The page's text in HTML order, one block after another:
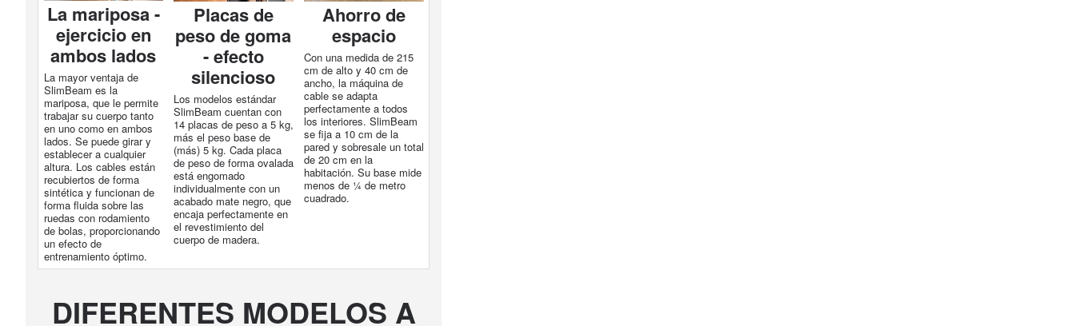
La mariposa -
ejercicio en
ambos lados
La mayor ventaja de
SlimBeam es la
mariposa, que le permite
trabajar su cuerpo tanto
en uno como en ambos
lados. Se puede girar y
establecer a cualquier
altura. Los cables están
recubiertos de forma
sintética y funcionan de
forma fluida sobre las
ruedas con rodamiento
de bolas, proporcionando
un efecto de
entrenamiento óptimo.
Placas de
peso de goma
- efecto
silencioso
Los modelos estándar
SlimBeam cuentan con
14 placas de peso a 5 kg,
más el peso base de
(más) 5 kg. Cada placa
de peso de forma ovalada
está engomado
individualmente con un
acabado mate negro, que
encaja perfectamente en
el revestimiento del
cuerpo de madera.
Ahorro de
espacio
Con una medida de 215
cm de alto y 40 cm de
ancho, la máquina de
cable se adapta
perfectamente a todos
los interiores. SlimBeam
se fija a 10 cm de la
pared y sobresale un total
de 20 cm en la
habitación. Su base mide
menos de ¼ de metro
cuadrado.
DIFERENTES MODELOS A